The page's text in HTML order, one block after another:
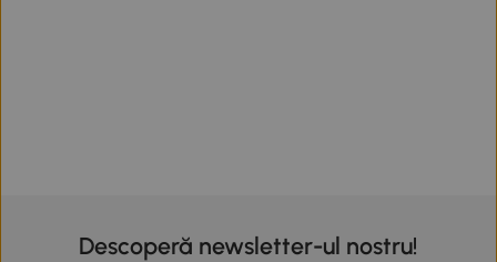
Descoperă newsletter-ul nostru!